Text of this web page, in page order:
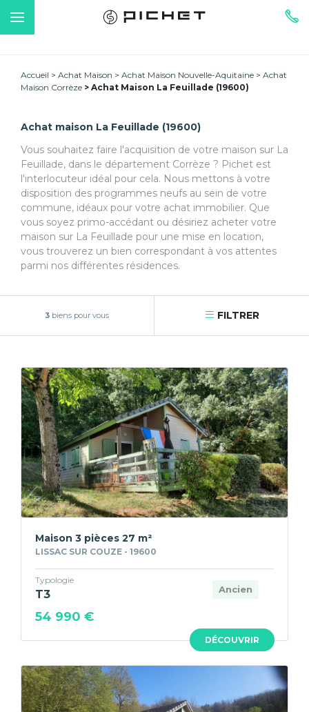
Accueil Achat Maison Achat Maison Nouvelle-Aquitaine
Achat
Maison Corrèze
Achat Maison La Feuillade (19600)
Achat maison La Feuillade (19600)
Vous souhaitez faire l'acquisition de votre maison sur La
Feuillade, dans le département Corrèze ? Pichet est
l'interlocuteur idéal pour cela. Nous mettons à votre
disposition des programmes neufs au sein de votre
commune, idéaux pour votre achat immobilier. Que
vous soyez primo-accédant ou désiriez acheter votre
maison sur La Feuillade pour une mise en location,
vous trouverez un bien correspondant à vos attentes
parmi nos différentes résidences.
3 biens pour vous FILTRER
DÉCOUVRIR
Maison 3 pièces 27 m²
LISSAC SUR COUZE - 19600
Ancien
Typologie
T3
54 990 €